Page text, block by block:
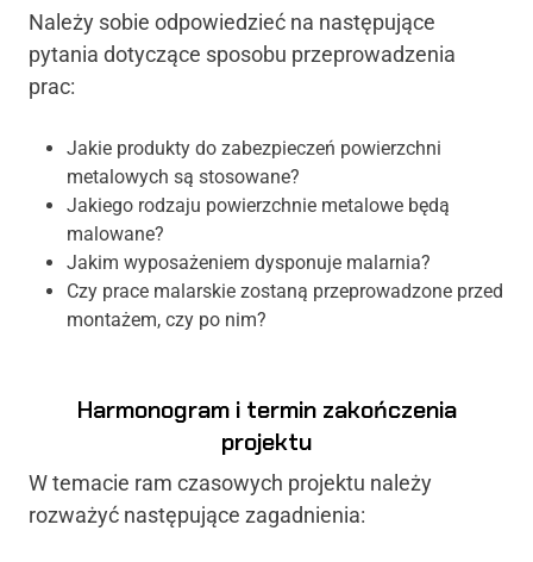
Należy sobie odpowiedzieć na następujące
pytania dotyczące sposobu przeprowadzenia
prac:
Jakie produkty do zabezpieczeń powierzchni
metalowych są stosowane?
Jakiego rodzaju powierzchnie metalowe będą
malowane?
Jakim wyposażeniem dysponuje malarnia?
Czy prace malarskie zostaną przeprowadzone przed
montażem, czy po nim?
Harmonogram i termin zakończenia
projektu
W temacie ram czasowych projektu należy
rozważyć następujące zagadnienia: